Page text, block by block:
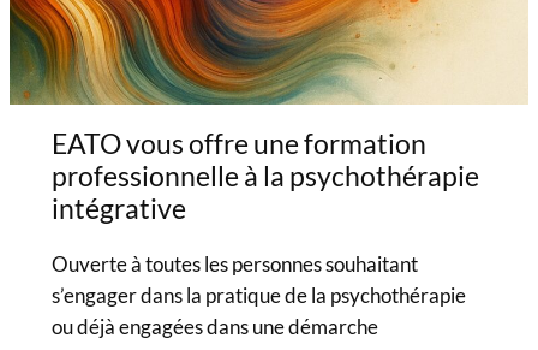
EATO vous offre une formation
professionnelle à la psychothérapie
intégrative
Ouverte à toutes les personnes souhaitant
s’engager dans la pratique de la psychothérapie
ou déjà engagées dans une démarche